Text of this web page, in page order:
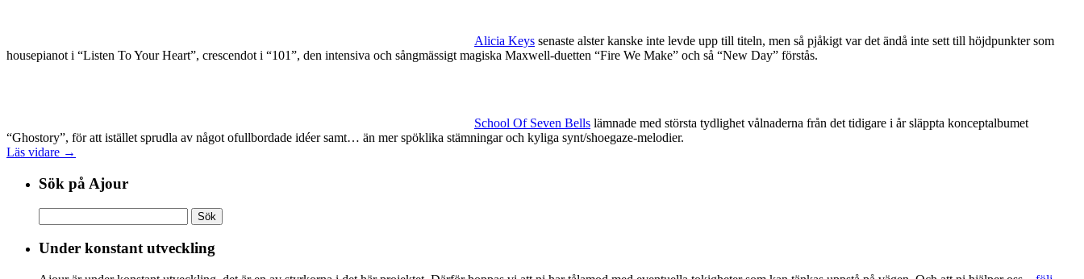
Alicia Keys senaste alster kanske inte levde upp till titeln, men så pjåkigt var det ändå inte sett till höjdpunkter som
housepianot i “Listen To Your Heart”, crescendot i “101”, den intensiva och sångmässigt magiska Maxwell-duetten “Fire We Make” och så “New Day” förstås.
School Of Seven Bells lämnade med största tydlighet vålnaderna från det tidigare i år släppta konceptalbumet
“Ghostory”, för att istället sprudla av något ofullbordade idéer samt… än mer spöklika stämningar och kyliga synt/shoegaze-melodier.
Läs vidare →
Sök på Ajour
efter:
Under konstant utveckling